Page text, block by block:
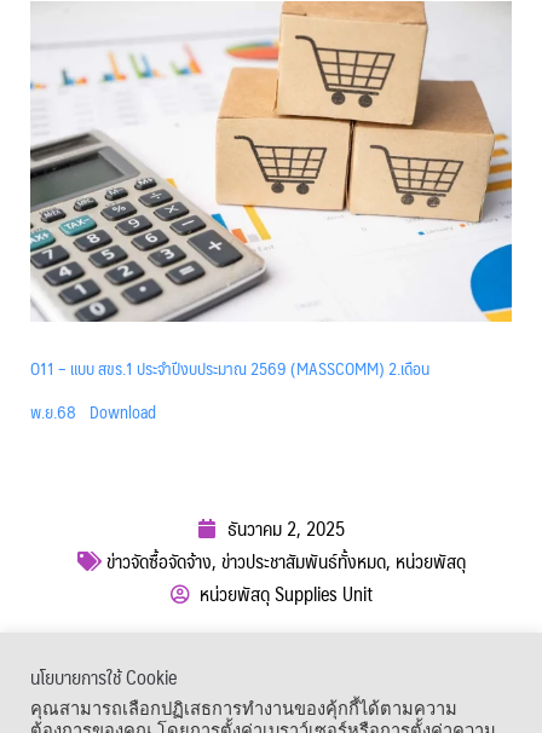
O11 – แบบ สขร.1 ประจำปีงบประมาณ 2569 (MASSCOMM) 2.เดือน
พ.ย.68 Download
ธันวาคม 2, 2025
ข่าวจัดซื้อจัดจ้าง,ข่าวประชาสัมพันธ์ทั้งหมด, หน่วยพัสดุ
หน่วยพัสดุ Supplies Unit
เมนูลัด
นโยบายการใช้ Cookie
คุณสามารถเลือกปฏิเสธการทำงานของคุ้กกี้ได้ตามความ